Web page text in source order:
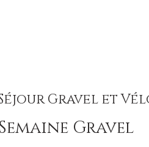
Gravel et
Semaine Gravel